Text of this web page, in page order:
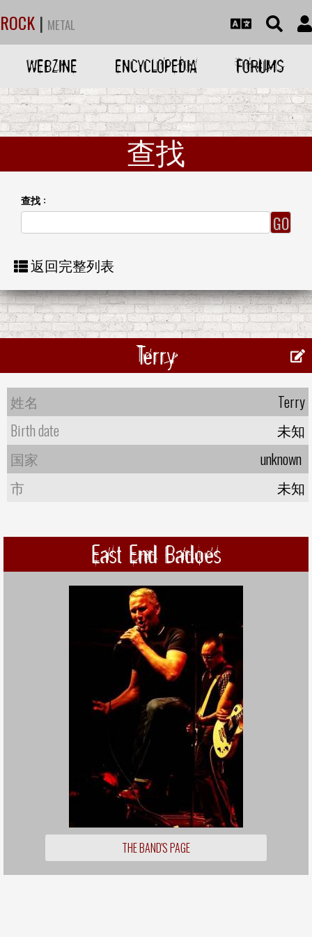
ROCK | METAL
WEBZINE ENCYCLOPEDIA FORUMS
查找
查找 :
返回完整列表
Terry
姓名
Terry
Birth date
未知
国家
unknown
市
未知
East End Badoes
THE BAND'S PAGE